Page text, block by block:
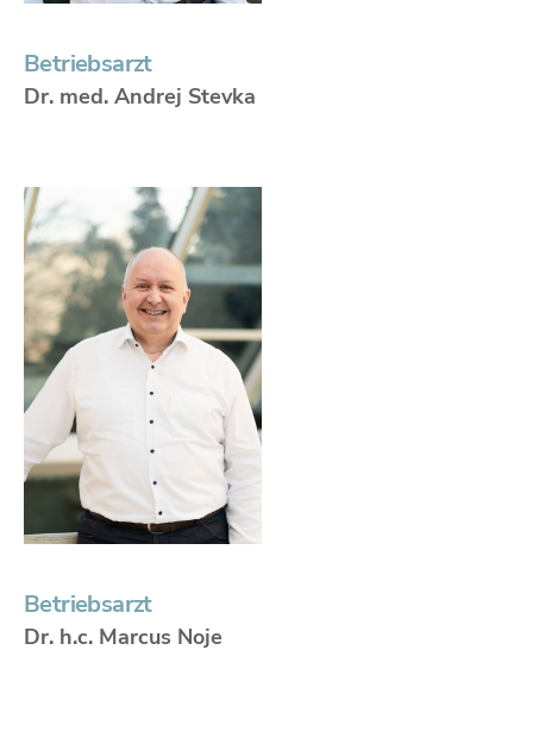
Betriebsarzt
Dr. med. Andrej Stevka
Betriebsarzt
Dr. h.c. Marcus Noje